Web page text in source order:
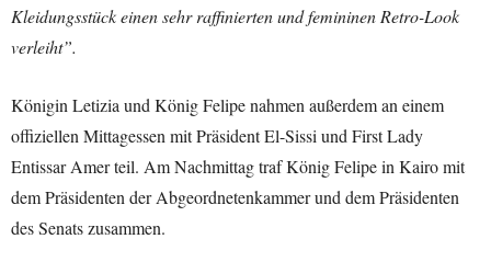
Kleidungsstück einen sehr raffinierten und femininen Retro-Look
verleiht”.
Königin Letizia und König Felipe nahmen außerdem an einem
offiziellen Mittagessen mit Präsident El-Sissi und First Lady
Entissar Amer teil. Am Nachmittag traf König Felipe in Kairo mit
dem Präsidenten der Abgeordnetenkammer und dem Präsidenten
des Senats zusammen.